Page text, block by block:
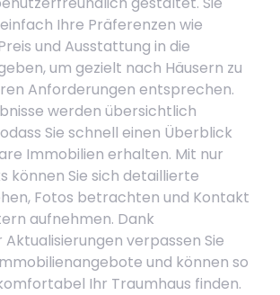
Ihre Präferenzen wie
und Ausstattung in die
um gezielt nach Häusern zu
Anforderungen entsprechen.
werden übersichtlich
Sie schnell einen Überblick
Immobilien erhalten. Mit nur
können Sie sich detaillierte
Fotos betrachten und Kontakt
aufnehmen. Dank
verpassen Sie
und können so
Ihr Traumhaus finden.